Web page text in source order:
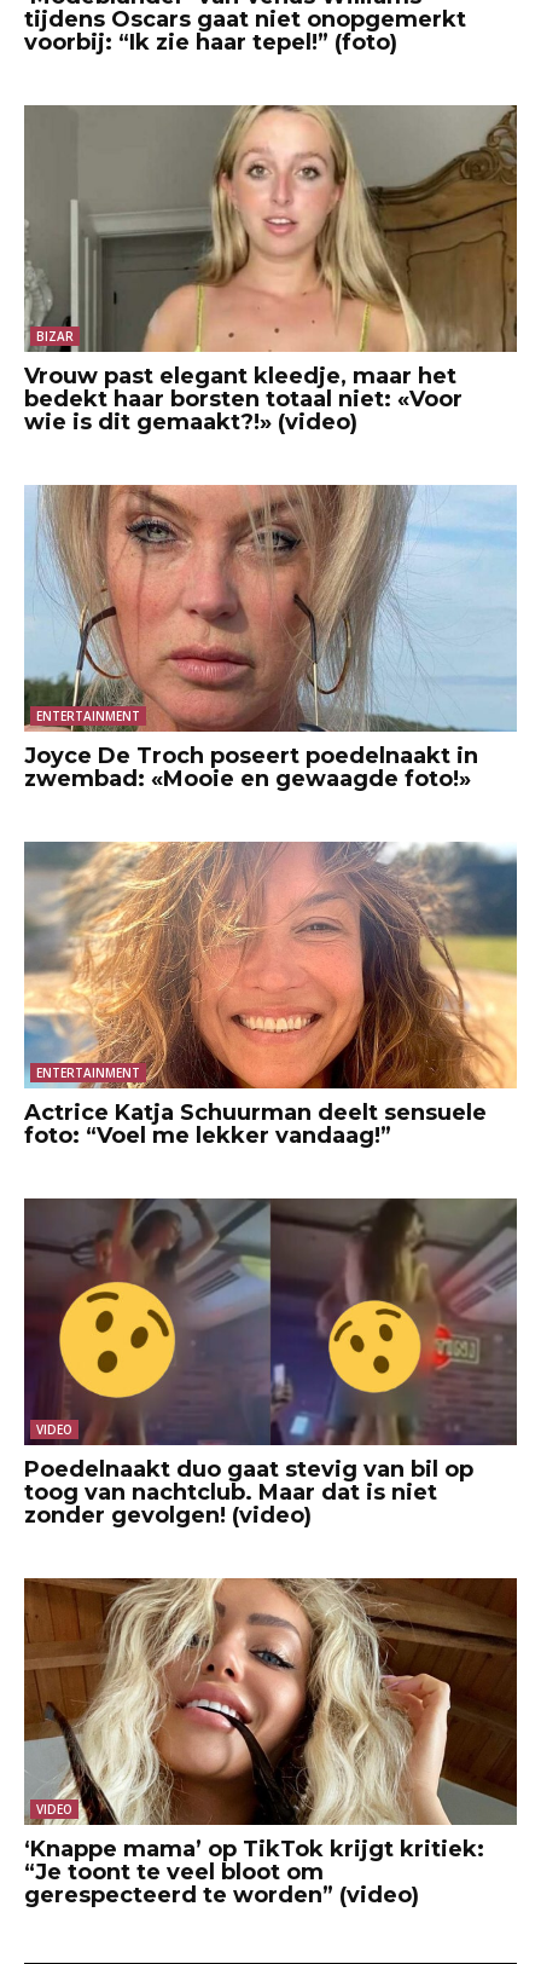
tijdens Oscars gaat niet onopgemerkt
voorbij: “Ik zie haar tepel!” (foto)
BIZAR
Vrouw past elegant kleedje, maar het
bedekt haar borsten totaal niet: «Voor
wie is dit gemaakt?!» (video)
ENTERTAINMENT
Joyce De Troch poseert poedelnaakt in
zwembad: «Mooie en gewaagde foto!»
ENTERTAINMENT
Actrice Katja Schuurman deelt sensuele
foto: “Voel me lekker vandaag!”
VIDEO
Poedelnaakt duo gaat stevig van bil op
toog van nachtclub. Maar dat is niet
zonder gevolgen! (video)
VIDEO
‘Knappe mama’ op TikTok krijgt kritiek:
“Je toont te veel bloot om
gerespecteerd te worden” (video)